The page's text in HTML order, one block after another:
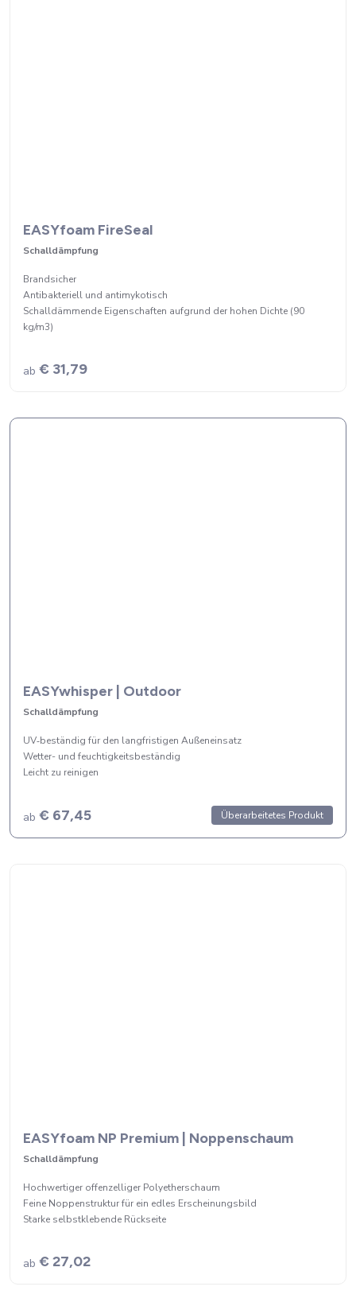
EASYfoam FireSeal
Schalldämpfung
Brandsicher
Antibakteriell und antimykotisch
Schalldämmende Eigenschaften aufgrund der hohen Dichte (90
kg/m3)
ab € 31,79
EASYwhisper | Outdoor
Schalldämpfung
UV‑beständig für den langfristigen Außeneinsatz
Wetter- und feuchtigkeitsbeständig
Leicht zu reinigen
Überarbeitetes Produkt
ab € 67,45
EASYfoam NP Premium | Noppenschaum
Schalldämpfung
Hochwertiger offenzelliger Polyetherschaum
Feine Noppenstruktur für ein edles Erscheinungsbild
Starke selbstklebende Rückseite
ab € 27,02